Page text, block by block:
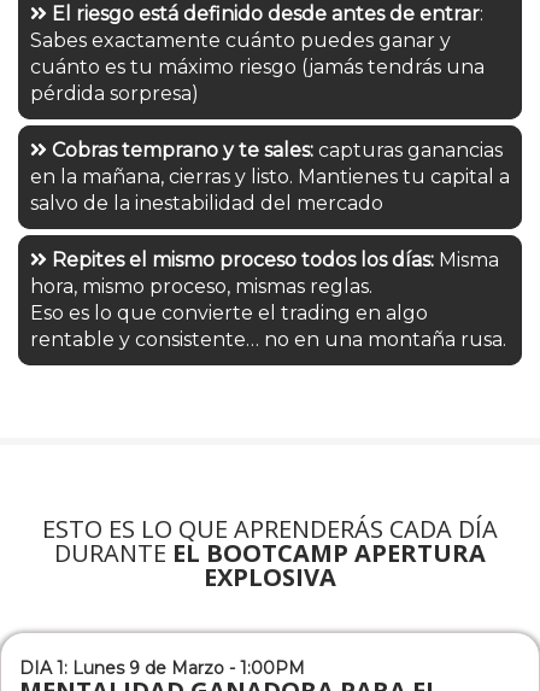
El riesgo está definido desde antes de entrar:
Sabes exactamente cuánto puedes ganar y
cuánto es tu máximo riesgo (jamás tendrás una
pérdida sorpresa)
Cobras temprano y te sales: capturas ganancias
en la mañana, cierras y listo. Mantienes tu capital a
salvo de la inestabilidad del mercado
Repites el mismo proceso todos los días: Misma
hora, mismo proceso, mismas reglas.
Eso es lo que convierte el trading en algo
rentable y consistente… no en una montaña rusa.
ESTO ES LO QUE APRENDERÁS CADA DÍA
DURANTE EL BOOTCAMP APERTURA
EXPLOSIVA
DIA 1: Lunes 9 de Marzo - 1:00PM